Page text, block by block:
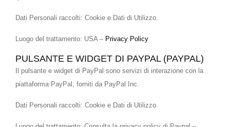
Dati Personali raccolti: Cookie e Dati di Utilizzo.
Luogo del trattamento: USA – Privacy Policy
PULSANTE E WIDGET DI PAYPAL (PAYPAL)
Il pulsante e widget di PayPal sono servizi di interazione con la
piattaforma PayPal, forniti da PayPal Inc.
Dati Personali raccolti: Cookie e Dati di Utilizzo.